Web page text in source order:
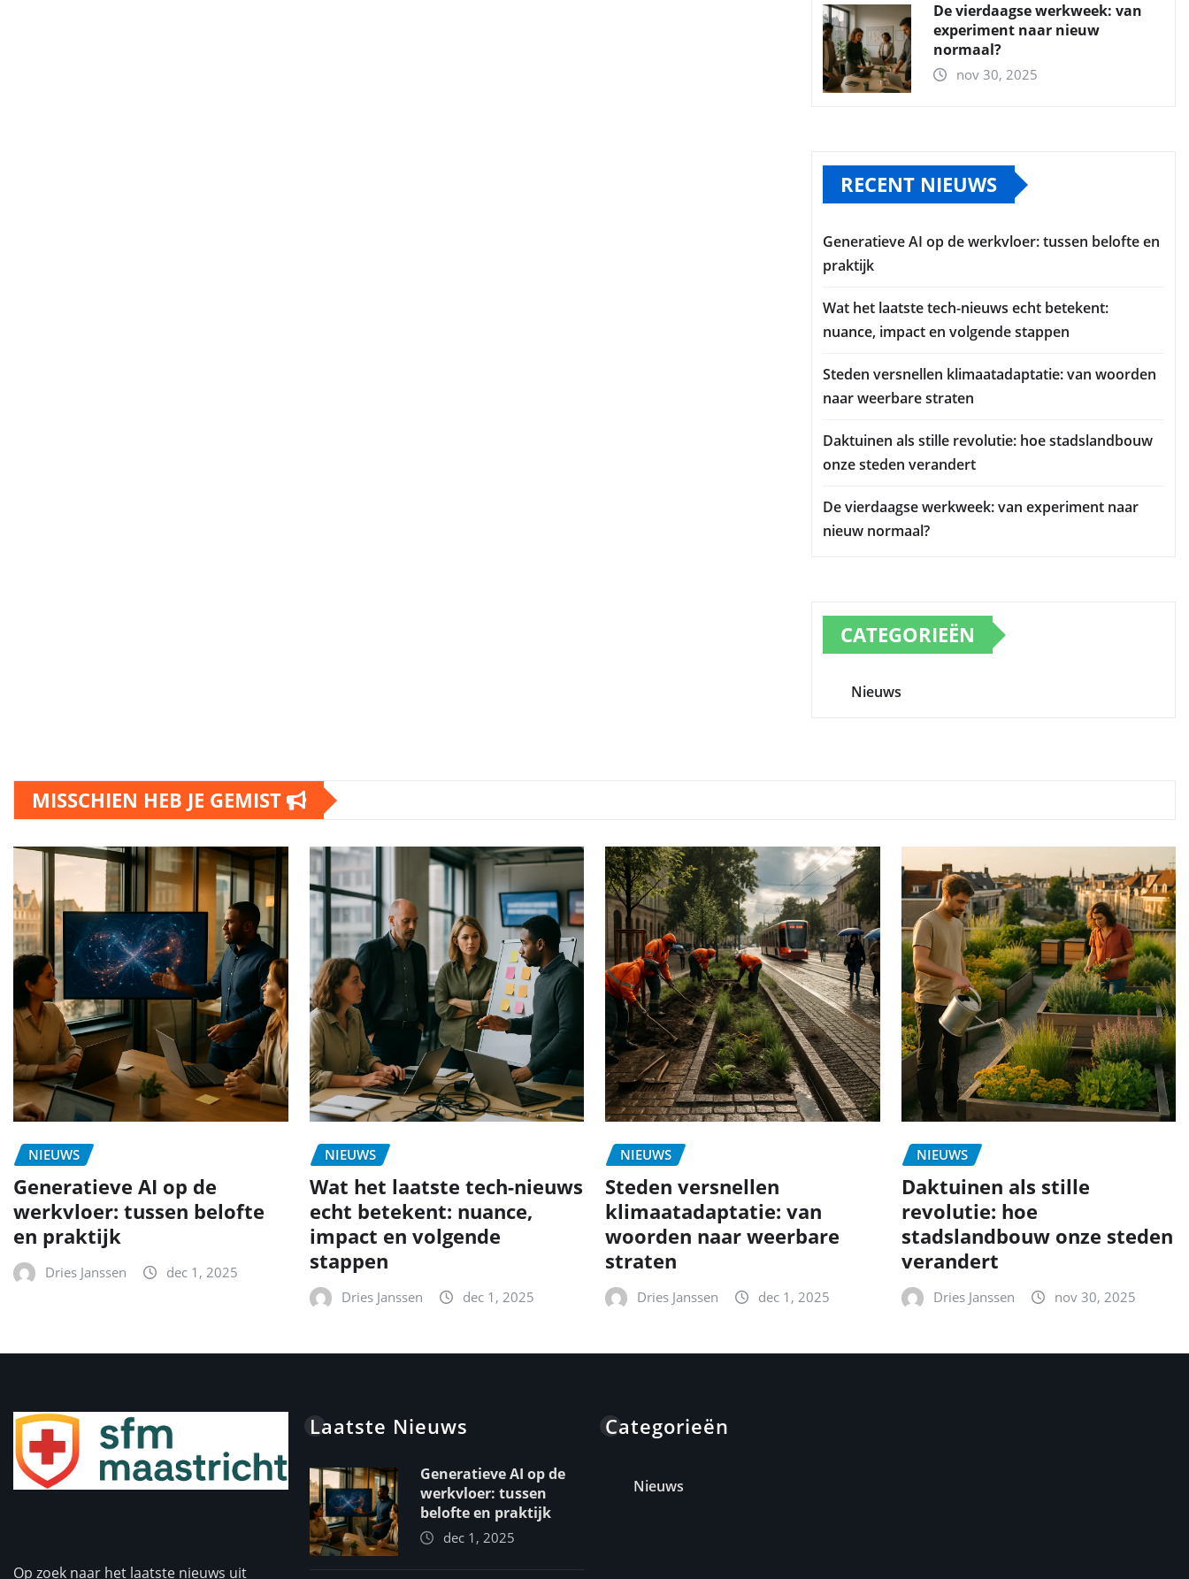
De vierdaagse werkweek: van
experiment naar nieuw
normaal?
nov 30, 2025
RECENT NIEUWS
Generatieve AI op de werkvloer: tussen belofte en
praktijk
Wat het laatste tech-nieuws echt betekent:
nuance, impact en volgende stappen
Steden versnellen klimaatadaptatie: van woorden
naar weerbare straten
Daktuinen als stille revolutie: hoe stadslandbouw
onze steden verandert
De vierdaagse werkweek: van experiment naar
nieuw normaal?
CATEGORIEËN
Nieuws
MISSCHIEN HEB JE GEMIST
NIEUWS
Generatieve AI op de
werkvloer: tussen belofte
en praktijk
Dries Janssen dec 1, 2025
NIEUWS
Wat het laatste tech-nieuws
echt betekent: nuance,
impact en volgende
stappen
Dries Janssen dec 1, 2025
NIEUWS
Steden versnellen
klimaatadaptatie: van
woorden naar weerbare
straten
Dries Janssen dec 1, 2025
NIEUWS
Daktuinen als stille
revolutie: hoe
stadslandbouw onze steden
verandert
Dries Janssen nov 30, 2025
Op zoek naar het laatste nieuws uit
Laatste Nieuws
Generatieve AI op de
werkvloer: tussen
belofte en praktijk
dec 1, 2025
Categorieën
Nieuws